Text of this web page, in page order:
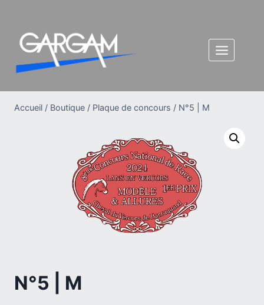
contenu
Accueil / Boutique / Plaque de concours / N°5 | M
N°5 | M